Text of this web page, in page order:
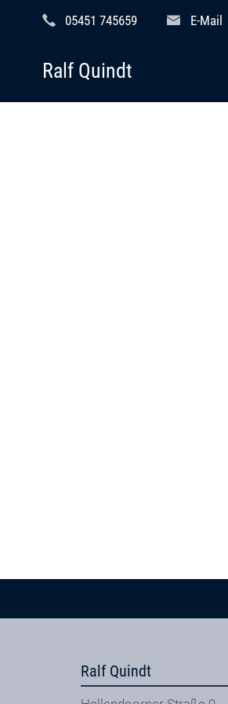
05451 745659 E-Mail
Ralf Quindt
Ralf Quindt